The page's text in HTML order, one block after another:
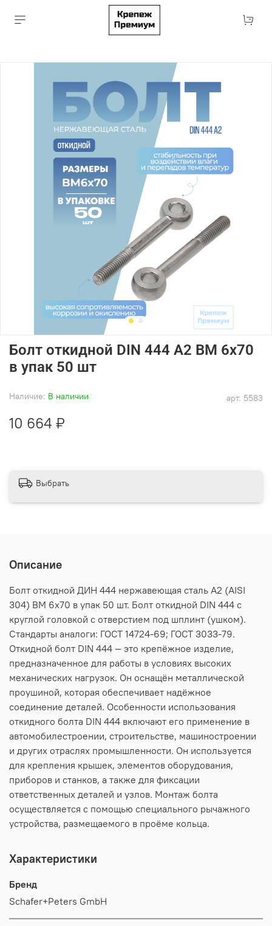
арт. 5583
Наличие: В наличии
Болт откидной DIN 444 А2 BM 6х70
в упак 50 шт
10 664 ₽
Выбрать
Описание
Болт откидной ДИН 444 нержавеющая сталь А2 (AISI
304) BM 6х70 в упак 50 шт. Болт откидной DIN 444 c
круглой головкой с отверстием под шплинт (ушком).
Стандарты аналоги: ГОСТ 14724-69; ГОСТ 3033-79.
Откидной болт DIN 444 — это крепёжное изделие,
предназначенное для работы в условиях высоких
механических нагрузок. Он оснащён металлической
проушиной, которая обеспечивает надёжное
соединение деталей. Особенности использования
откидного болта DIN 444 включают его применение в
автомобилестроении, строительстве, машиностроении
и других отраслях промышленности. Он используется
для крепления крышек, элементов оборудования,
приборов и станков, а также для фиксации
ответственных деталей и узлов. Монтаж болта
осуществляется с помощью специального рычажного
устройства, размещаемого в проёме кольца.
Характеристики
Бренд
Schafer+Peters GmbH